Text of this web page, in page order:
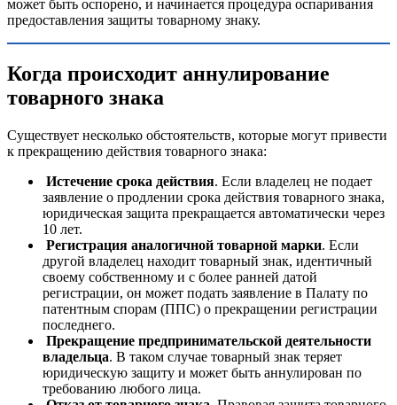
может быть оспорено, и начинается процедура оспаривания
предоставления защиты товарному знаку.
Когда происходит аннулирование
товарного знака
Существует несколько обстоятельств, которые могут привести
к прекращению действия товарного знака:
Истечение срока действия. Если владелец не подает
заявление о продлении срока действия товарного знака,
юридическая защита прекращается автоматически через
10 лет.
Регистрация аналогичной товарной марки. Если
другой владелец находит товарный знак, идентичный
своему собственному и с более ранней датой
регистрации, он может подать заявление в Палату по
патентным спорам (ППС) о прекращении регистрации
последнего.
Прекращение предпринимательской деятельности
владельца. В таком случае товарный знак теряет
юридическую защиту и может быть аннулирован по
требованию любого лица.